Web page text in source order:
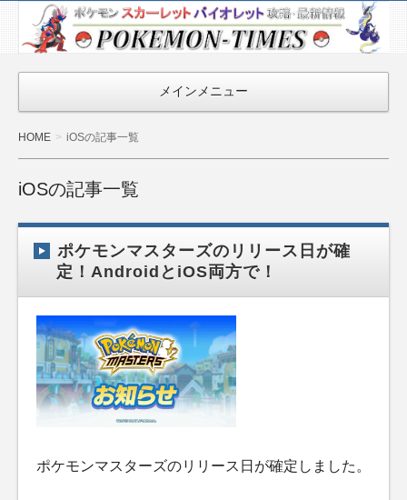
ポケモン最新
情報まとめ
『POKEMON-
TIMES』
メインメニュー
HOME iOSの記事一覧
iOSの記事一覧
ポケモンマスターズのリリース日が確
定！AndroidとiOS両方で！
ポケモンマスターズのリリース日が確定しました。